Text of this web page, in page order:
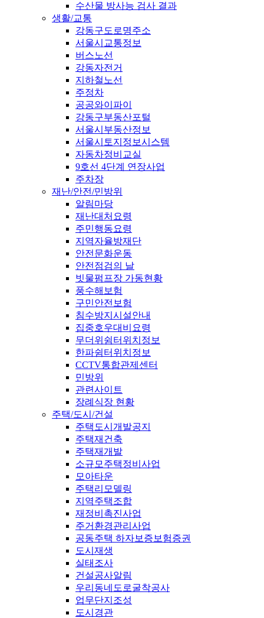
수산물 방사능 검사 결과
생활/교통
강동구도로명주소
서울시교통정보
버스노선
강동자전거
지하철노선
주정차
공공와이파이
강동구부동산포털
서울시부동산정보
서울시토지정보시스템
자동차정비교실
9호선 4단계 연장사업
주차장
재난/안전/민방위
알림마당
재난대처요령
주민행동요령
지역자율방재단
안전문화운동
안전점검의 날
빗물펌프장 가동현황
풍수해보험
구민안전보험
침수방지시설안내
집중호우대비요령
무더위쉼터위치정보
한파쉼터위치정보
CCTV통합관제센터
민방위
관련사이트
장례식장 현황
주택/도시/건설
주택도시개발공지
주택재건축
주택재개발
소규모주택정비사업
모아타운
주택리모델링
지역주택조합
재정비촉진사업
주거환경관리사업
공동주택 하자보증보험증권
도시재생
실태조사
건설공사알림
우리동네도로굴착공사
업무단지조성
도시경관